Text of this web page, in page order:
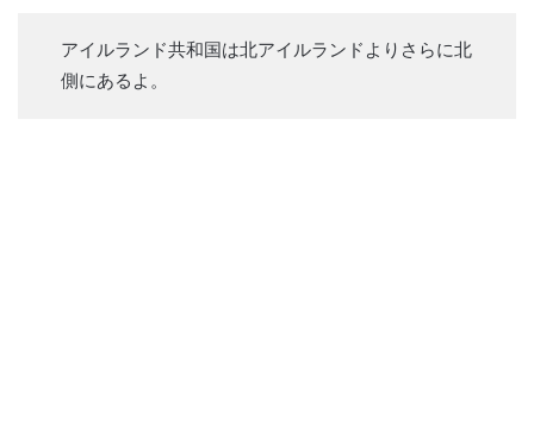
アイルランド共和国は北アイルランドよりさらに北
側にあるよ。